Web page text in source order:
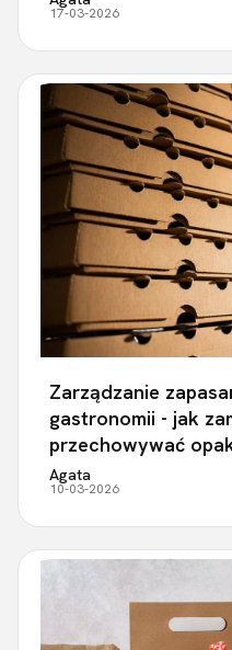
17-03-2026
Zarządzanie
gastronomii - jak
przechowywać
Agata
10-03-2026